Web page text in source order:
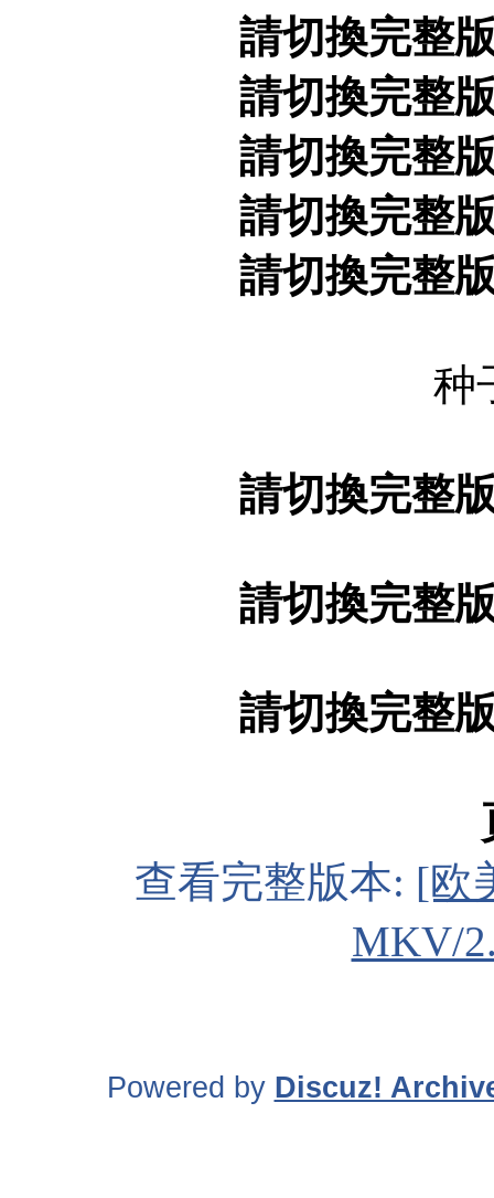
請切換完整
請切換完整
請切換完整
請切換完整
請切換完整
种
請切換完整
請切換完整
請切換完整
查看完整版本: [欧
MKV/
Powered by Discuz!